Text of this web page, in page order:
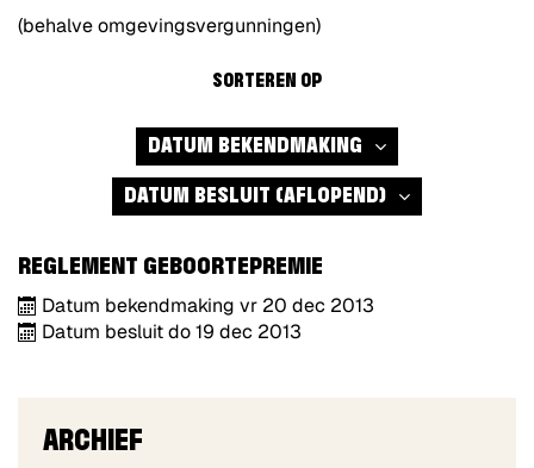
(behalve omgevingsvergunningen)
SORTEREN OP
DATUM BEKENDMAKING (AFLOPEND)
DATUM BESLUIT (AFLOPEND)
REGLEMENT GEBOORTEPREMIE
Datum bekendmaking vr 20 dec 2013
Datum besluitdo19 dec 2013
ARCHIEF